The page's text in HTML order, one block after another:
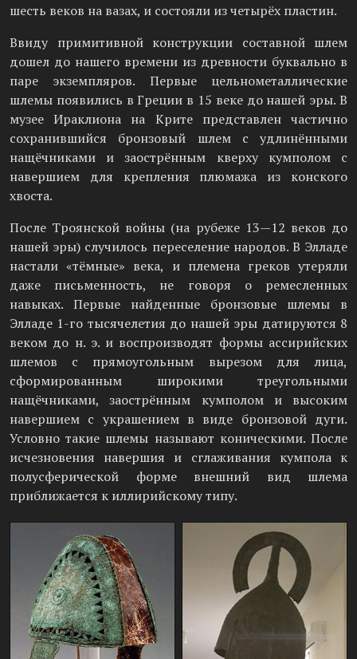
шесть веков на вазах, и состояли из четырёх пластин.
Ввиду примитивной конструкции составной шлем
дошел до нашего времени из древности буквально в
паре экземпляров. Первые цельнометаллические
шлемы появились в Греции в 15 веке до нашей эры. В
музее Ираклиона на Крите представлен частично
сохранившийся бронзовый шлем с удлинёнными
нащёчниками и заострённым кверху кумполом с
навершием для крепления плюмажа из конского
хвоста.
После Троянской войны (на рубеже 13—12 веков до
нашей эры) случилось переселение народов. В Элладе
настали «тёмные» века, и племена греков утеряли
даже письменность, не говоря о ремесленных
навыках. Первые найденные бронзовые шлемы в
Элладе 1-го тысячелетия до нашей эры датируются 8
веком до н. э. и воспроизводят формы ассирийских
шлемов с прямоугольным вырезом для лица,
сформированным широкими треугольными
нащёчниками, заострённым кумполом и высоким
навершием с украшением в виде бронзовой дуги.
Условно такие шлемы называют коническими. После
исчезновения навершия и сглаживания кумпола к
полусферической форме внешний вид шлема
приближается к иллирийскому типу.